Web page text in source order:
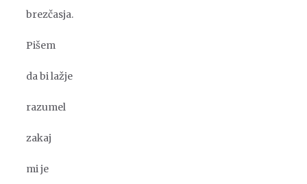
brezčasja.
Pišem
da bi lažje
razumel
zakaj
mi je